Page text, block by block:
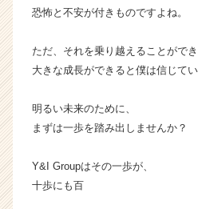
恐怖と不安が付きものですよね。
ただ、それを乗り越えることができ
大きな成長ができると僕は信じてい
明るい未来のために、
まずは一歩を踏み出しませんか？
Y&I Groupはその一歩が、
十歩にも百